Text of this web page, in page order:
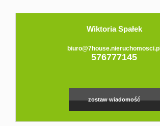
Wiktoria Spałek
biuro@7house.nieruchomosci.pl
576777145
zostaw wiadomość